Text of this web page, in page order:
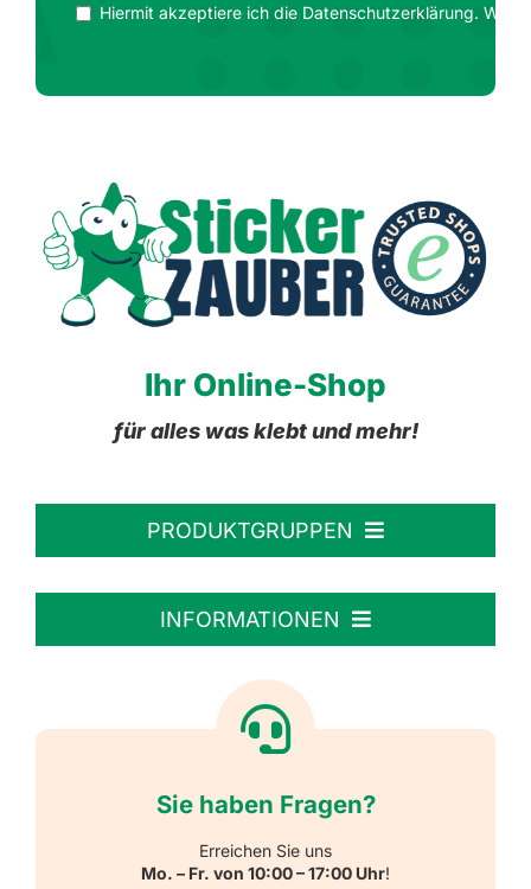
Hiermit akzeptiere ich die Datenschutzerklärung. Wir
Ihr Online-Shop
für alles was klebt und mehr!
PRODUKTGRUPPEN
Personalisierte Aufkleber
Reflektierende Aufkleber
INFORMATIONEN
Sie haben Fragen?
Erreichen Sie uns
Mo. – Fr. von 10:00 – 17:00 Uhr!